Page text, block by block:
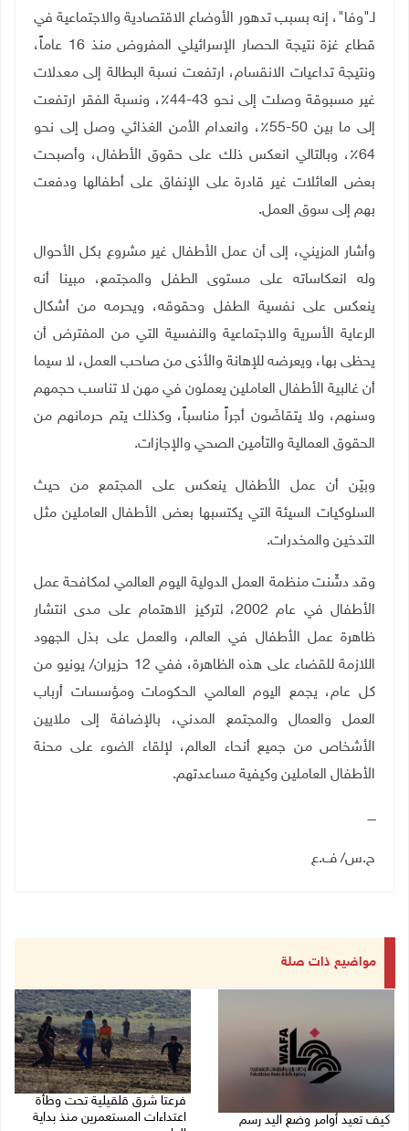
لـ"وفا"، إنه بسبب تدهور الأوضاع الاقتصادية والاجتماعية في
قطاع غزة نتيجة الحصار الإسرائيلي المفروض منذ 16 عاماً،
ونتيجة تداعيات الانقسام، ارتفعت نسبة البطالة إلى معدلات
غير مسبوقة وصلت إلى نحو 43-44٪، ونسبة الفقر ارتفعت
إلى ما بين 50-55٪، وانعدام الأمن الغذائي وصل إلى نحو
64٪، وبالتالي انعكس ذلك على حقوق الأطفال، وأصبحت
بعض العائلات غير قادرة على الإنفاق على أطفالها ودفعت
بهم إلى سوق العمل.
وأشار المزيني، إلى أن عمل الأطفال غير مشروع بكل الأحوال
وله انعكاساته على مستوى الطفل والمجتمع، مبينا أنه
ينعكس على نفسية الطفل وحقوقه، ويحرمه من أشكال
الرعاية الأسرية والاجتماعية والنفسية التي من المفترض أن
يحظى بها، ويعرضه للإهانة والأذى من صاحب العمل، لا سيما
أن غالبية الأطفال العاملين يعملون في مهن لا تناسب حجمهم
وسنهم، ولا يتقاضَون أجراً مناسباً، وكذلك يتم حرمانهم من
الحقوق العمالية والتأمين الصحي والإجازات.
وبيّن أن عمل الأطفال ينعكس على المجتمع من حيث
السلوكيات السيئة التي يكتسبها بعض الأطفال العاملين مثل
التدخين والمخدرات.
وقد دشّنت منظمة العمل الدولية اليوم العالمي لمكافحة عمل
الأطفال في عام 2002، لتركيز الاهتمام على مدى انتشار
ظاهرة عمل الأطفال في العالم، والعمل على بذل الجهود
اللازمة للقضاء على هذه الظاهرة، ففي 12 حزيران/ يونيو من
كل عام، يجمع اليوم العالمي الحكومات ومؤسسات أرباب
العمل والعمال والمجتمع المدني، بالإضافة إلى ملايين
الأشخاص من جميع أنحاء العالم، لإلقاء الضوء على محنة
الأطفال العاملين وكيفية مساعدتهم.
ــــ
ح.س/ ف.ع
مواضيع ذات صلة
كيف تعيد أوامر وضع اليد رسم
فرعتا شرق قلقيلية تحت وطأة
اعتداءات المستعمرين منذ بداية